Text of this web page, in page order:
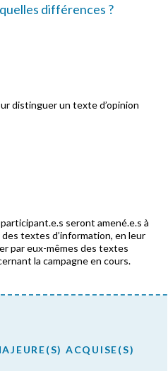
différences ?
distinguer un texte d’opinion
seront amené.e.s à
textes d’information, en leur
par eux-mêmes des textes
la campagne en cours.
ACQUISE(S)